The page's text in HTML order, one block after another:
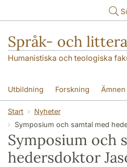
Språk- och
Humanistiska och teologiska
Utbildning Forskning Ämnen
SOL-husen Kontakt
översättning till svenska
Start
Nyheter
Symposium och samtal med
Symposium och
hedersdoktor